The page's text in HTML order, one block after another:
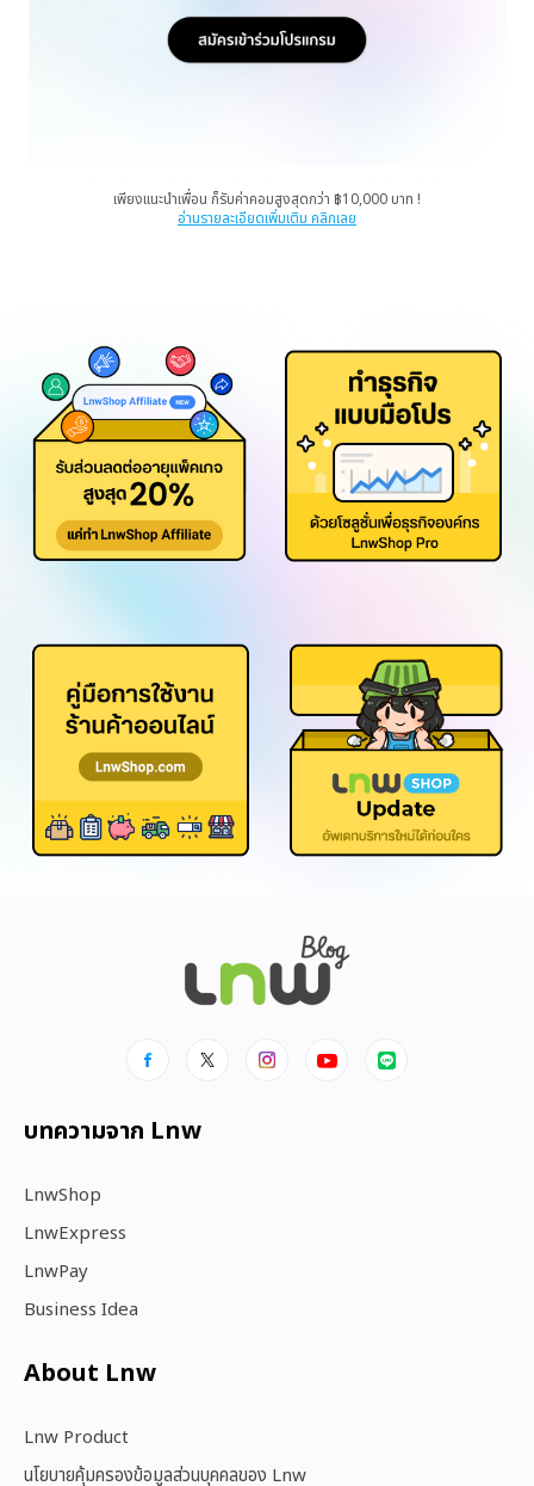
เพียงแนะนำเพื่อน ก็รับค่าคอมสูงสุดกว่า ฿10,000 บาท !
อ่านรายละเอียดเพิ่มเติม คลิกเลย
บทความจาก Lnw
LnwShop
LnwExpress
LnwPay
Business Idea
About Lnw​
Lnw Product
นโยบายคุ้มครองข้อมูลส่วนบุคคลของ Lnw